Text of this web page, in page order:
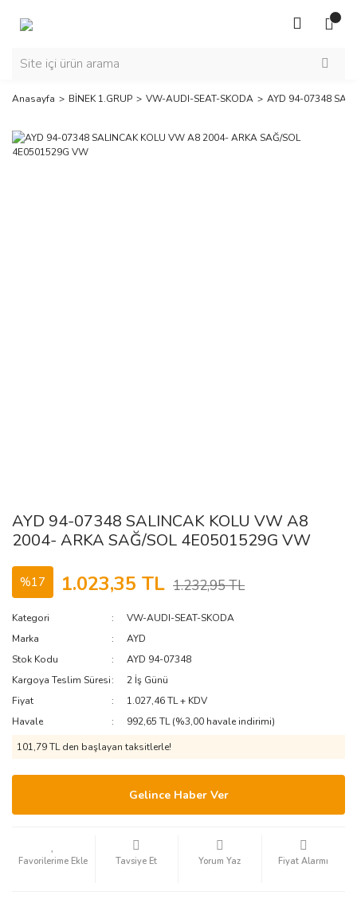
Anasayfa BİNEK 1.GRUP VW-AUDI-SEAT-SKODA AYD 94-07348
AYD 94-07348 SALINCAK KOLU VW A8
2004- ARKA SAĞ/SOL 4E0501529G VW
%17 1.023,35 TL 1.232,95 TL
Kategori
VW-AUDI-SEAT-SKODA
Marka
AYD
Stok Kodu
AYD 94-07348
Kargoya Teslim Süresi
2 İş Günü
Fiyat
1.027,46 TL + KDV
Havale
992,65 TL (%3,00 havale indirimi)
101,79 TL den başlayan taksitlerle!
Gelince Haber Ver
Tavsiye Et Yorum Yaz Fiyat Alarmı